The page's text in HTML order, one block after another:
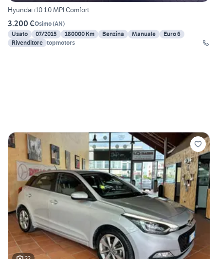
Hyundai i10 1.0 MPI Comfort
3.200 €Osimo(AN)
Usato
07/2015 180000 Km Benzina Manuale
Euro 6
Rivenditore topmotors